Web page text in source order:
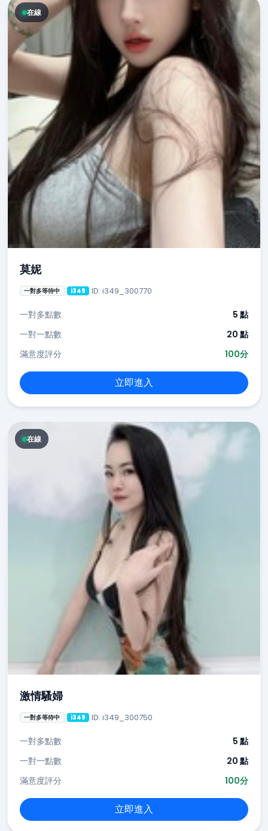
在線
莫妮
一對多等待中 i349 ID: i349_300770
一對多點數
5 點
一對一點數
20 點
滿意度評分
100分
立即進入
在線
激情騷婦
一對多等待中 i349 ID: i349_300750
一對多點數
5 點
一對一點數
20 點
滿意度評分
100分
立即進入